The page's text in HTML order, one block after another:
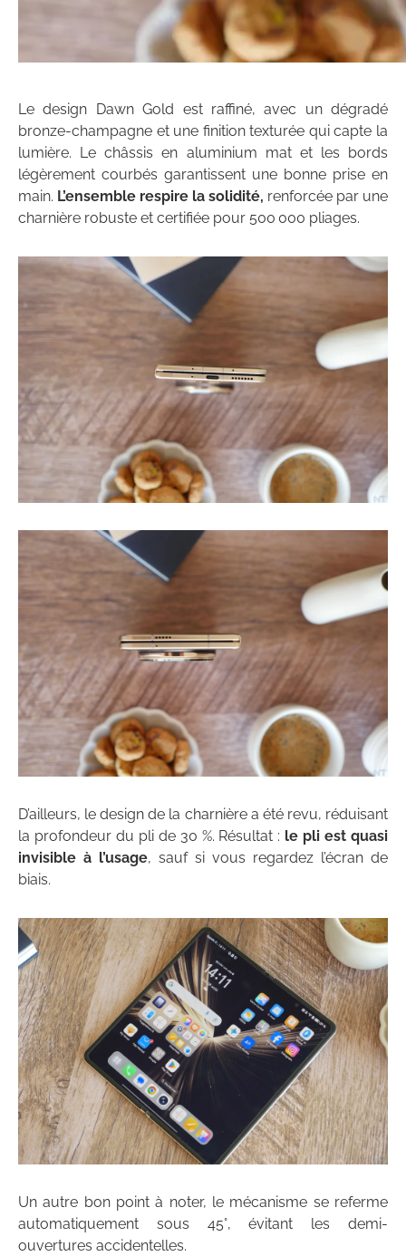
Le design Dawn Gold est raffiné, avec un dégradé
bronze-champagne et une finition texturée qui capte la
lumière. Le châssis en aluminium mat et les bords
légèrement courbés garantissent une bonne prise en
main. L’ensemble respire la solidité, renforcée par une
charnière robuste et certifiée pour 500 000 pliages.
D’ailleurs, le design de la charnière a été revu, réduisant
la profondeur du pli de 30 %. Résultat : le pli est quasi
invisible à l’usage, sauf si vous regardez l’écran de
biais.
Un autre bon point à noter, le mécanisme se referme
automatiquement sous 45°, évitant les demi-
ouvertures accidentelles.